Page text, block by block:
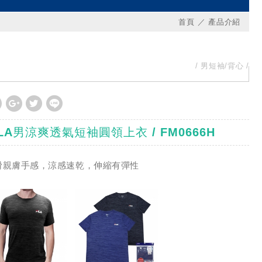
首頁 產品介紹
男短袖/背心
男涼爽透氣短袖圓領上衣 / FM0666H
親膚手感，涼感速乾，伸縮有彈性